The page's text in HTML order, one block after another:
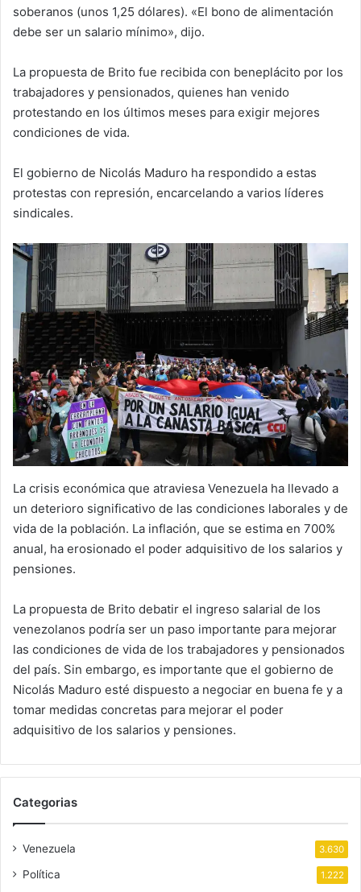
soberanos (unos 1,25 dólares). «El bono de alimentación
debe ser un salario mínimo», dijo.
La propuesta de Brito fue recibida con beneplácito por los
trabajadores y pensionados, quienes han venido
protestando en los últimos meses para exigir mejores
condiciones de vida.
El gobierno de Nicolás Maduro ha respondido a estas
protestas con represión, encarcelando a varios líderes
sindicales.
La crisis económica que atraviesa Venezuela ha llevado a
un deterioro significativo de las condiciones laborales y de
vida de la población. La inflación, que se estima en 700%
anual, ha erosionado el poder adquisitivo de los salarios y
pensiones.
La propuesta de Brito debatir el ingreso salarial de los
venezolanos podría ser un paso importante para mejorar
las condiciones de vida de los trabajadores y pensionados
del país. Sin embargo, es importante que el gobierno de
Nicolás Maduro esté dispuesto a negociar en buena fe y a
tomar medidas concretas para mejorar el poder
adquisitivo de los salarios y pensiones.
Categorias
Venezuela 3.630
Política 1.222